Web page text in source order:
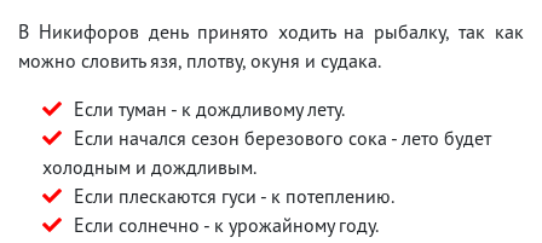
В Никифоров день принято ходить на рыбалку, так как
можно словить язя, плотву, окуня и судака.
Если туман - к дождливому лету.
Если начался сезон березового сока - лето будет
холодным и дождливым.
Если плескаются гуси - к потеплению.
Если солнечно - к урожайному году.